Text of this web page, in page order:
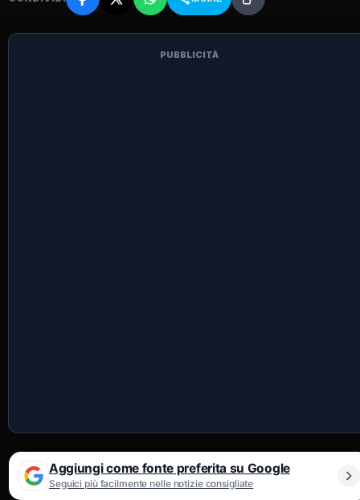
PUBBLICITÀ
Aggiungi come fonte preferita su Google
Seguici più facilmente nelle notizie consigliate